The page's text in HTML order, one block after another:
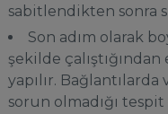
sabitlendikten sonra
Son adım olarak
şekilde
yapılır.
sorun olmadığı